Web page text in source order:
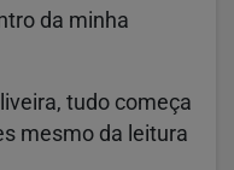
da minha
tudo começa
mesmo da leitura